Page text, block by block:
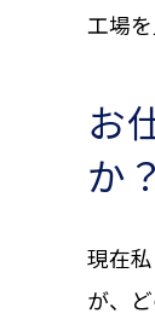
工場
お
か？
現在
が、